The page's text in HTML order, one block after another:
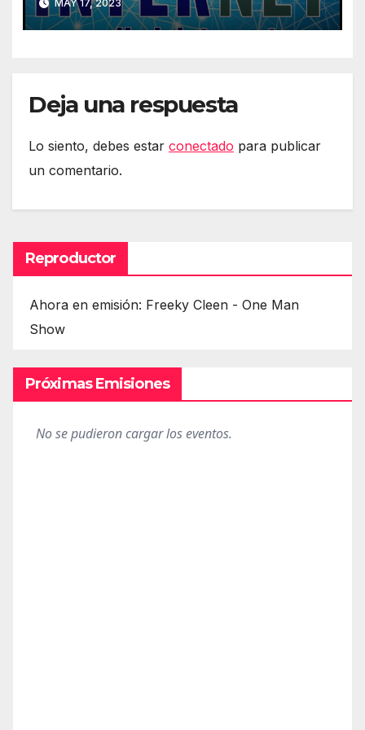
MAY 17, 2023
Deja una respuesta
Lo siento, debes estar conectado para publicar
un comentario.
Reproductor
Ahora en emisión: Freeky Cleen - One Man
Show
Próximas Emisiones